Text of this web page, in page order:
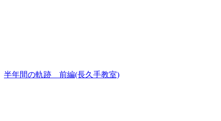
半年間の軌跡 前編(長久手教室)